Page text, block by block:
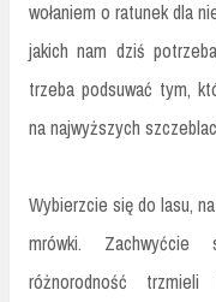
wołaniem o ratunek dla
jakich nam dziś
trzeba podsuwać tym,
na najwyższych
Wybierzcie się do lasu,
mrówki. Zachwyćcie
różnorodność